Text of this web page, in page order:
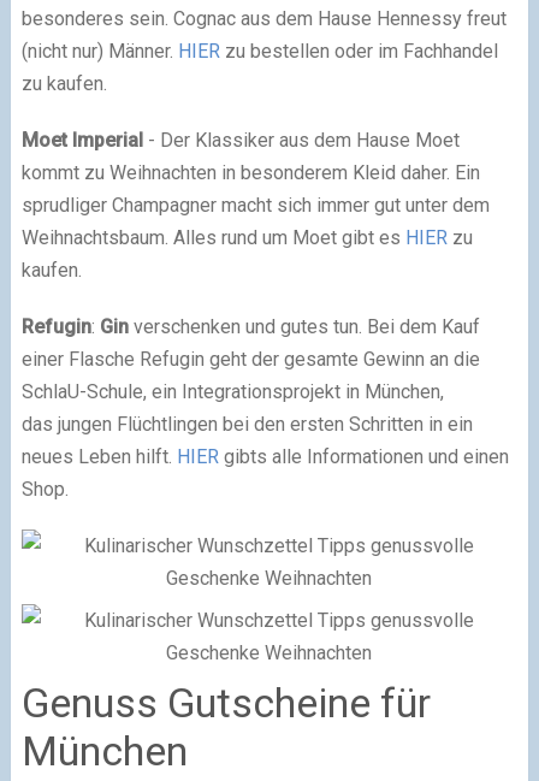
besonderes sein. Cognac aus dem Hause Hennessy freut
(nicht nur) Männer. HIERzu bestellen oder im Fachhandel
zu kaufen.
Moet Imperial - Der Klassiker aus dem Hause Moet
kommt zu Weihnachten in besonderem Kleid daher. Ein
sprudliger Champagner macht sich immer gut unter dem
Weihnachtsbaum. Alles rund um Moet gibt es HIERzu
kaufen.
Refugin: Ginverschenken und gutes tun. Bei dem Kauf
einer Flasche Refugin geht der gesamte Gewinn an die
SchlaU-Schule, ein Integrationsprojekt in München,
das jungen Flüchtlingen bei den ersten Schritten in ein
neues Leben hilft. HIERgibts alle Informationen und einen
Shop.
Genuss Gutscheine für
München